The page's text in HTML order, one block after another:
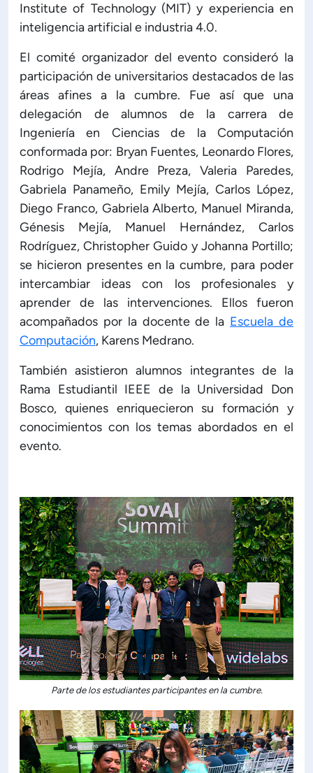
Institute of Technology (MIT) y experiencia en
inteligencia artificial e industria 4.0.
El comité organizador del evento consideró la
participación de universitarios destacados de las
áreas afines a la cumbre. Fue así que una
delegación de alumnos de la carrera de
Ingeniería en Ciencias de la Computación
conformada por: Bryan Fuentes, Leonardo Flores,
Rodrigo Mejía, Andre Preza, Valeria Paredes,
Gabriela Panameño, Emily Mejía, Carlos López,
Diego Franco, Gabriela Alberto, Manuel Miranda,
Génesis Mejía, Manuel Hernández, Carlos
Rodríguez, Christopher Guido y Johanna Portillo;
se hicieron presentes en la cumbre, para poder
intercambiar ideas con los profesionales y
aprender de las intervenciones. Ellos fueron
acompañados por la docente de la Escuela de
Computación, Karens Medrano.
También asistieron alumnos integrantes de la
Rama Estudiantil IEEE de la Universidad Don
Bosco, quienes enriquecieron su formación y
conocimientos con los temas abordados en el
evento.
Parte de los estudiantes participantes en la cumbre.